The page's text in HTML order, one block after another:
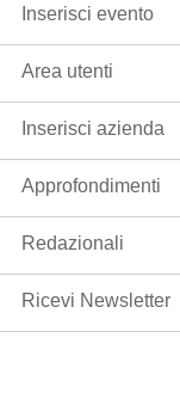
Inserisci evento
Area utenti
Inserisci azienda
Approfondimenti
Redazionali
Ricevi Newsletter